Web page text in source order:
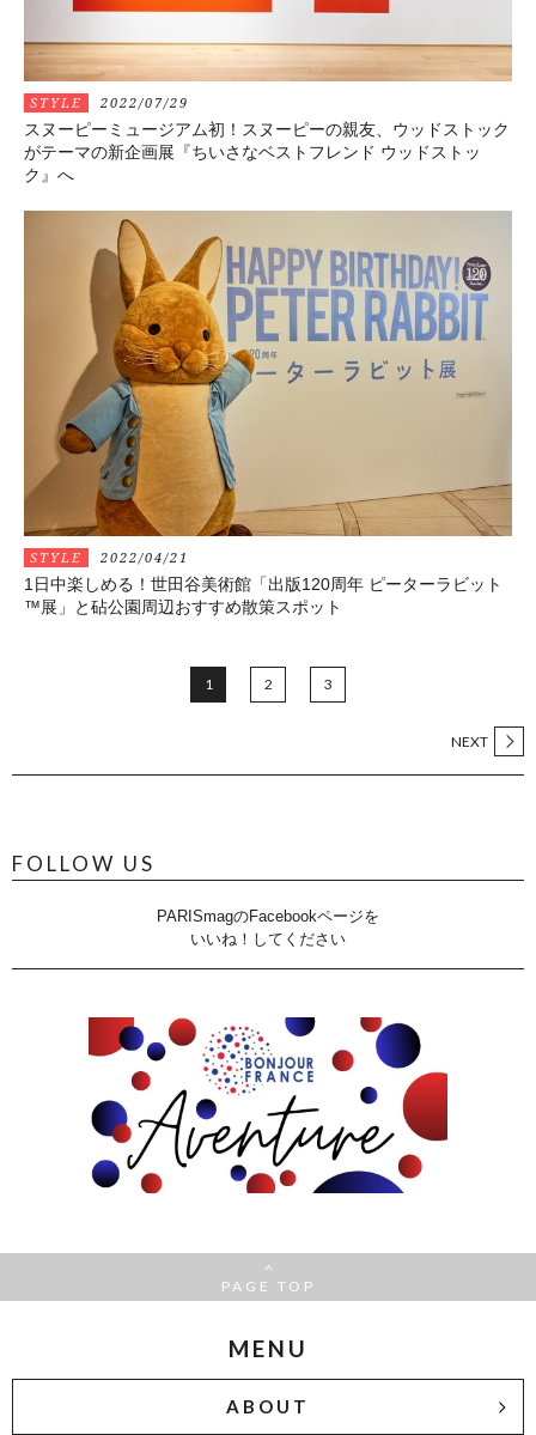
STYLE 2022/07/29
スヌーピーミュージアム初！スヌーピーの親友、ウッドストック
がテーマの新企画展『ちいさなベストフレンド ウッドストッ
ク』へ
STYLE 2022/04/21
1日中楽しめる！世田谷美術館「出版120周年 ピーターラビット
™展」と砧公園周辺おすすめ散策スポット
1 2 3
NEXT
FOLLOW US
PARISmagのFacebookページを
いいね！してください
PAGE TOP
MENU
ABOUT